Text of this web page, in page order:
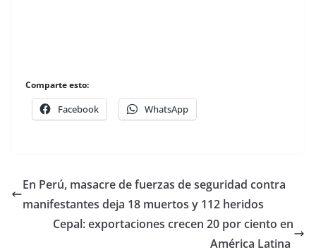
Comparte esto:
Facebook WhatsApp
En Perú, masacre de fuerzas de seguridad contra
manifestantes deja 18 muertos y 112 heridos
Cepal: exportaciones crecen 20 por ciento en
América Latina